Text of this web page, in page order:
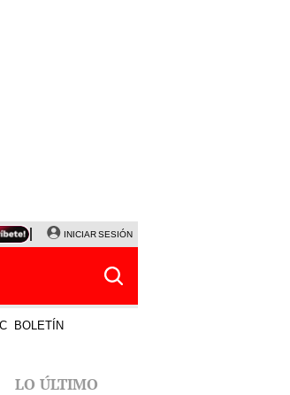
CORTE DE LUZ VIERNES 7 DE AGOSTO
INICIAR SESIÓN
BOLETÍN
LO ÚLTIMO